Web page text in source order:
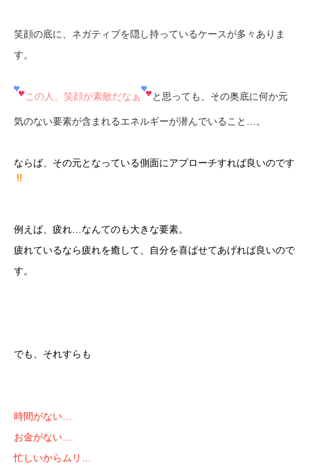
笑顔の底に、ネガティブを隠し持っているケースが多々ありま
す。
この人、笑顔が素敵だなぁ と思っても、その奥底に何か元
気のない要素が含まれるエネルギーが潜んでいること…。
ならば、その元となっている側面にアプローチすれば良いのです
例えば、疲れ…なんてのも大きな要素。
疲れているなら疲れを癒して、自分を喜ばせてあげれば良いので
す。
でも、それすらも
時間がない…
お金がない…
忙しいからムリ…